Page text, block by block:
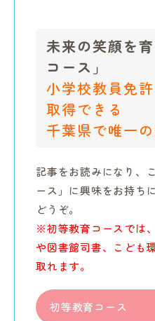
未来の笑顔を
コース」
小学校教員免
取得できる
千葉県で唯一
記事をお読みになり、
ース」に興味をお持ち
どうぞ。
※初等教育コースでは
や図書館司書、こども
取れます。
初等教育コース